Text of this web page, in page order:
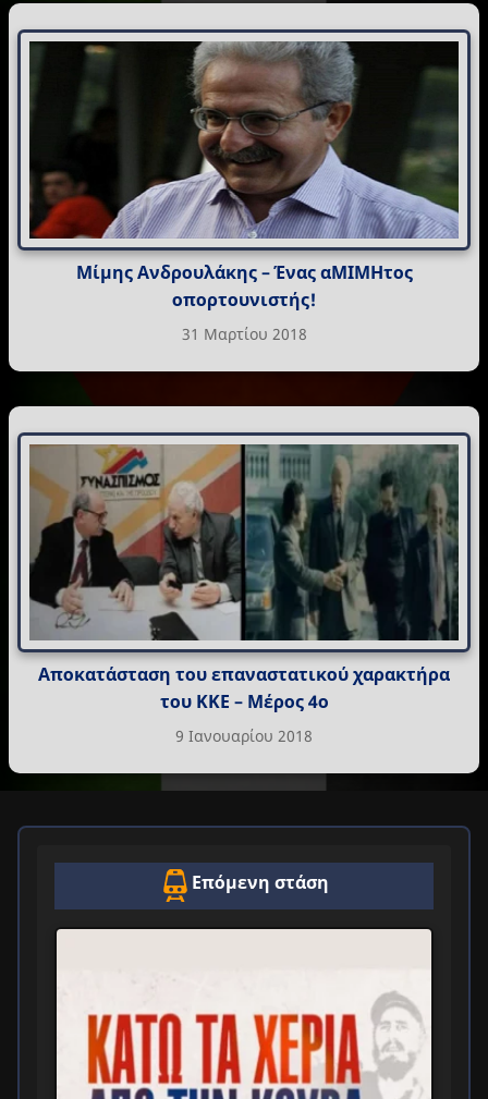
Μίμης Ανδρουλάκης – Ένας αΜΙΜΗτος
οπορτουνιστής!
31 Μαρτίου 2018
Αποκατάσταση του επαναστατικού χαρακτήρα
του ΚΚΕ – Μέρος 4ο
9 Ιανουαρίου 2018
Επόμενη στάση